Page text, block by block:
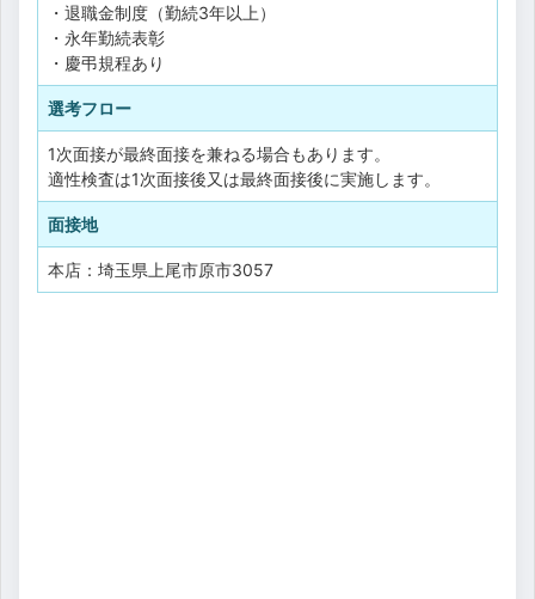
・退職金制度（勤続3年以上）
・永年勤続表彰
・慶弔規程あり
選考フロー
1次面接が最終面接を兼ねる場合もあります。
適性検査は1次面接後又は最終面接後に実施します。
面接地
本店：埼玉県上尾市原市3057